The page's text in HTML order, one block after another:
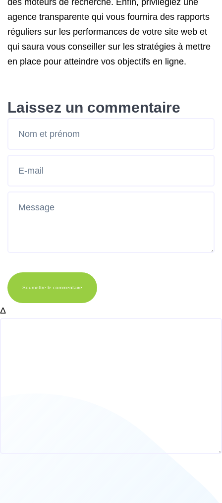
des moteurs de recherche. Enfin, privilégiez une
agence transparente qui vous fournira des rapports
réguliers sur les performances de votre site web et
qui saura vous conseiller sur les stratégies à mettre
en place pour atteindre vos objectifs en ligne.
Laissez un commentaire
Soumettre le commentaire
Δ